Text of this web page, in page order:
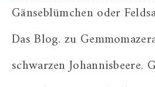
Gänseblümchen oder
Das Blog. zu
schwarzen Johannisbeere.